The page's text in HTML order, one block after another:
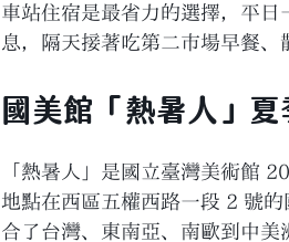
車站住宿是最省力的選擇，平
息，隔天接著吃第二市場早餐、
國美館「熱暑人」
「熱暑人」是國立臺灣美術館
地點在西區五權西路一段 2 號
合了台灣、東南亞、南歐到中